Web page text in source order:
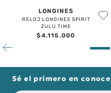
LONGINES
RELOJ LONGINES SPIRIT
ZULU TIME
$4.115 .000
Sé el primero en